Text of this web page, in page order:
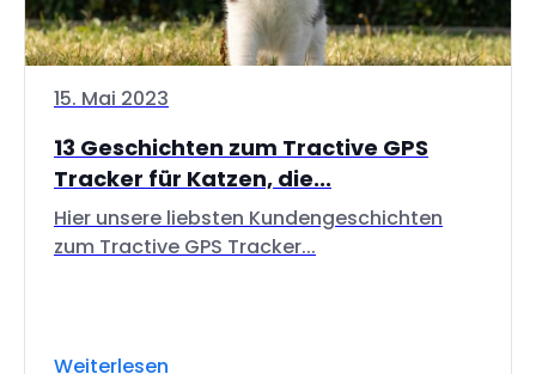
15. Mai 2023
13 Geschichten zum Tractive GPS
Tracker für Katzen, die...
Hier unsere liebsten Kundengeschichten
zum Tractive GPS Tracker...
Weiterlesen